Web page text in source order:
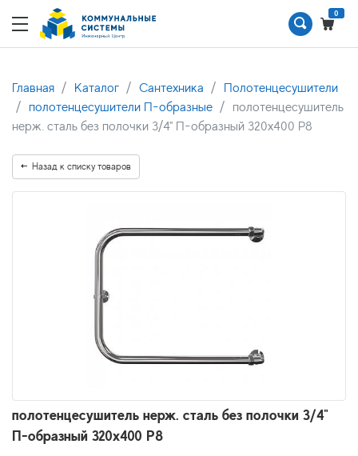
0
Главная Каталог Сантехника
Полотенцесушители
полотенцесушители П-образные
полотенцесушитель
нерж. сталь без полочки 3/4" П-образный 320х400 P8
Назад к списку товаров
полотенцесушитель нерж. сталь без полочки 3/4"
П-образный 320х400 P8